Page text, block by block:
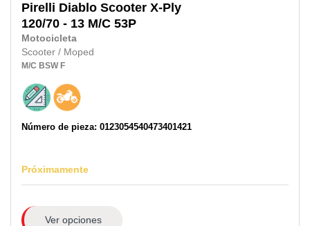
Pirelli Diablo Scooter X-Ply
120/70 - 13 M/C 53P
Motocicleta
Scooter / Moped
M/C BSW F
Número de pieza: 0123054540473401421
Próximamente
Ver opciones